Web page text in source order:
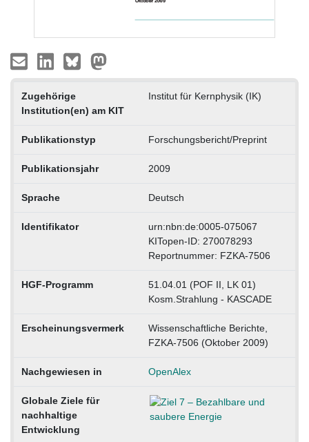
Zugehörige
Institution(en) am KIT
Institut für Kernphysik (IK)
Publikationstyp Forschungsbericht/Preprint
Publikationsjahr 2009
Sprache Deutsch
Identifikator
urn:nbn:de:0005-075067
KITopen-ID: 270078293
Reportnummer: FZKA-7506
HGF-Programm
51.04.01 (POF II, LK 01)
Kosm.Strahlung - KASCADE
Erscheinungsvermerk
Wissenschaftliche Berichte,
FZKA-7506 (Oktober 2009)
Nachgewiesen in OpenAlex
Globale Ziele für
nachhaltige
Entwicklung